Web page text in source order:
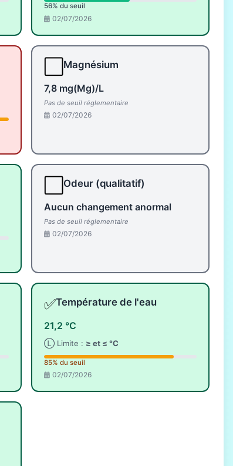
56% du seuil
02/07/2026
Magnésium
7,8 mg(Mg)/L
Pas de seuil réglementaire
02/07/2026
Odeur (qualitatif)
Aucun changement anormal
Pas de seuil réglementaire
02/07/2026
✅Température de l'eau
21,2 °C
Ⓛ Limite : ≥ et ≤ °C
85% du seuil
02/07/2026